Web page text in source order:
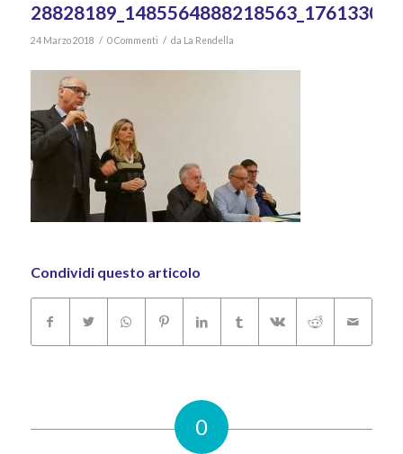
24 Marzo 2018 / 0 Commenti / da La Rendella
Condividi questo articolo
0